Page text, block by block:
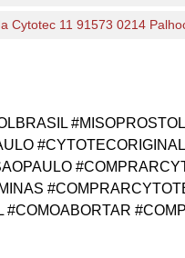
Cytotec 11 91573 0214